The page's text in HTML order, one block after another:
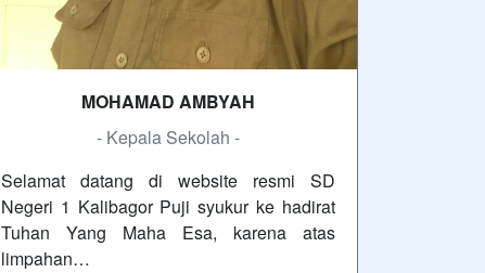
MOHAMAD AMBYAH
- Kepala Sekolah -
Selamat datang di website resmi SD
Negeri 1 Kalibagor Puji syukur ke hadirat
Tuhan Yang Maha Esa, karena atas
limpahan…